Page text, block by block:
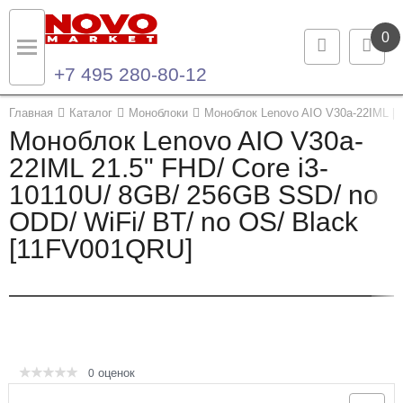
0
+7 495 280-80-12
Главная Каталог Моноблоки Моноблок Lenovo AIO V30a-22IML
Моноблок Lenovo AIO V30a-
22IML 21.5" FHD/ Core i3-
10110U/ 8GB/ 256GB SSD/ no
ODD/ WiFi/ BT/ no OS/ Black
[11FV001QRU]
0 оценок
Назад
Каталог продукции
Ноутбуки и ультрабуки
Компьютеры
Назад
Контакты
Контактная информация